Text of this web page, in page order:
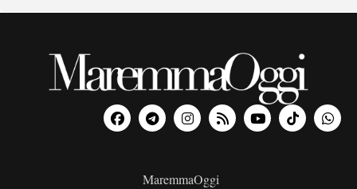
MaremmaOggi